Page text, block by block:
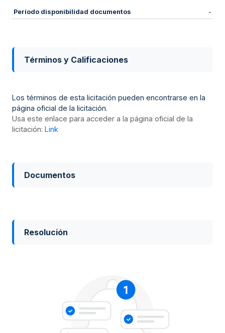
Período disponibilidad documentos -
Términos y Calificaciones
Los términos de esta licitación pueden encontrarse en la
página oficial de la licitación.
Usa este enlace para acceder a la página oficial de la
licitación: Link
Documentos
Resolución